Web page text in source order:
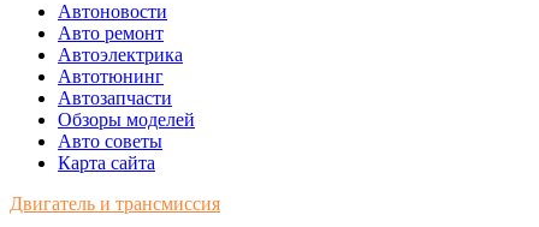
Автоновости
Авто ремонт
Автоэлектрика
Автотюнинг
Автозапчасти
Обзоры моделей
Авто советы
Карта сайта
Двигатель и трансмиссия